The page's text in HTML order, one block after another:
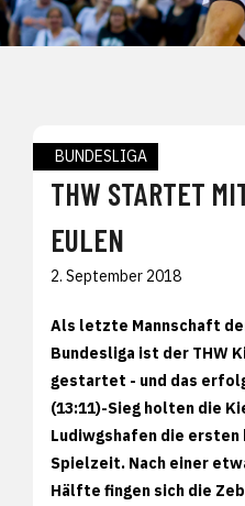
BUNDESLIGA
THW STARTET
EULEN
2. September 2018
Als letzte Mannschaft
Bundesliga ist der THW
gestartet - und das
(13:11)-Sieg holten die
Ludiwgshafen die ersten
Spielzeit. Nach einer
Hälfte fingen sich die